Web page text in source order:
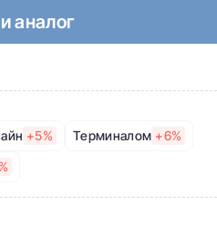
аналог
+5% Терминалом +6%